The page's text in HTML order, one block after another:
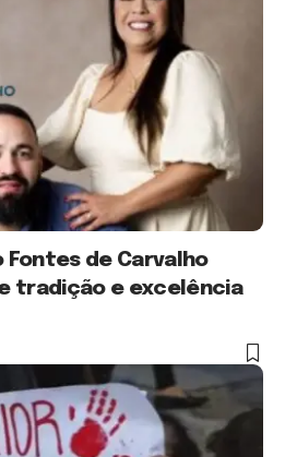
Fontes de Carvalho
tradição e excelência